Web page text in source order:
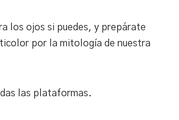
los ojos si puedes, y prepárate
por la mitología de nuestra
las plataformas.